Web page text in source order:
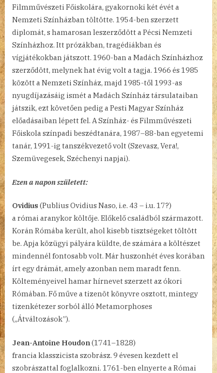
Filmművészeti Főiskolára, gyakornoki két évét a
Nemzeti Színházban töltötte. 1954-ben szerzett
diplomát, s hamarosan leszerződött a Pécsi Nemzeti
Színházhoz. Itt prózákban, tragédiákban és
vígjátékokban játszott. 1960-ban a Madách Színházhoz
szerződött, melynek hat évig volt a tagja. 1966 és 1985
között a Nemzeti Színház, majd 1985-től 1993-as
nyugdíjazásáig ismét a Madách Színház társulataiban
játszik, ezt követően pedig a Pesti Magyar Színház
előadásaiban lépett fel. A Színház- és Filmművészeti
Főiskola színpadi beszédtanára, 1987–88-ban egyetemi
tanár, 1991-ig tanszékvezető volt (Szevasz, Vera!,
Szemüvegesek, Széchenyi napjai).
Ezen a napon született:
Ovidius (Publius Ovidius Naso, i.e. 43 – i.u. 17?)
a római aranykor költője. Előkelő családból származott.
Korán Rómába került, ahol kisebb tisztségeket töltött
be. Apja közügyi pályára küldte, de számára a költészet
mindennél fontosabb volt. Már huszonhét éves korában
írt egy drámát, amely azonban nem maradt fenn.
Költeményeivel hamar hírnevet szerzett az ókori
Rómában. Fő műve a tizenöt könyvre osztott, mintegy
tizenkétezer sorból álló Metamorphoses
(„Átváltozások”).
Jean-Antoine Houdon(1741–1828)
francia klasszicista szobrász. 9 évesen kezdett el
szobrászattal foglalkozni. 1761-ben elnyerte a Római